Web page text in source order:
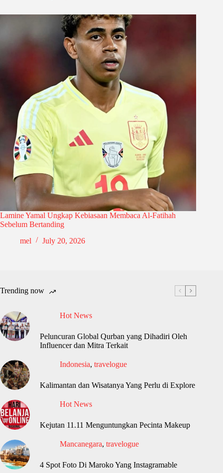
Lamine Yamal Ungkap Kebiasaan Membaca Al-Fatihah
Sebelum Bertanding
mel
July 20, 2026
Trending now
Hot News
Peluncuran Global Qurban yang Dihadiri Oleh
Influencer dan Mitra Terkait
Indonesia, travelogue
Kalimantan dan Wisatanya Yang Perlu di Explore
Hot News
Kejutan 11.11 Menguntungkan Pecinta Makeup
Mancanegara, travelogue
4 Spot Foto Di Maroko Yang Instagramable